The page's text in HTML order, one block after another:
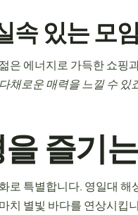
속 있는 모
은 에너지로 가득한 쇼
채로운 매력을 느낄 수 있
즐기
로 특별합니다. 영일대
치 별빛 바다를 연상시